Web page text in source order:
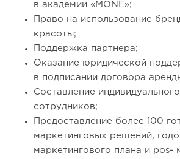
в академии «MONE»;
Право на использование
красоты;
Поддержка партнера;
Оказание юридической
в подписании договора
Составление
сотрудников;
Предоставление более 100
маркетинговых решений,
маркетингового плана и pos-